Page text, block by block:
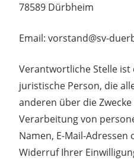
78589 Dürbheim
Email: vorstand@sv-
Verantwortliche Stelle
juristische Person, die
anderen über die
Verarbeitung von
Namen, E-Mail-Adressen
Widerruf Ihrer